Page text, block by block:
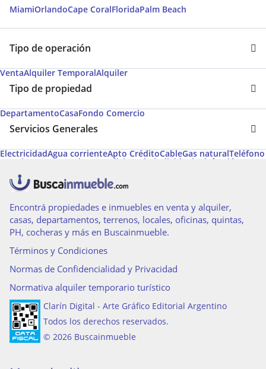
MiamiOrlandoCape CoralFloridaPalm Beach
Tipo de operación
VentaAlquiler TemporalAlquiler
Tipo de propiedad
DepartamentoCasaFondo Comercio
Servicios Generales
ElectricidadAgua corrienteApto CréditoCableGas naturalTeléfono
Permite Mascotas Aire acondicionado individual Calefacción
AscensorParrillaAgua caliente central
Ascensores principalesAscensores de servicio
Encontrá propiedades e inmuebles en venta y alquiler,
casas, departamentos, terrenos, locales, oficinas, quintas,
PH, cocheras y más en Buscainmueble.
Términos y Condiciones
Normas de Confidencialidad y Privacidad
Normativa alquiler temporario turístico
Clarín Digital - Arte Gráfico Editorial Argentino
Todos los derechos reservados.
© 2026 Buscainmueble